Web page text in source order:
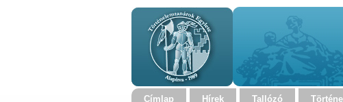
Címlap Hírek Tallózó